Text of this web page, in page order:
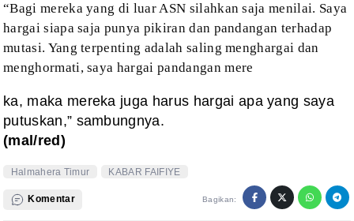
“Bagi mereka yang di luar ASN silahkan saja menilai. Saya
hargai siapa saja punya pikiran dan pandangan terhadap
mutasi. Yang terpenting adalah saling menghargai dan
menghormati, saya hargai pandangan mere
ka, maka mereka juga harus hargai apa yang saya
putuskan,” sambungnya.
(mal/red)
Halmahera Timur KABAR FAIFIYE
Komentar Bagikan: